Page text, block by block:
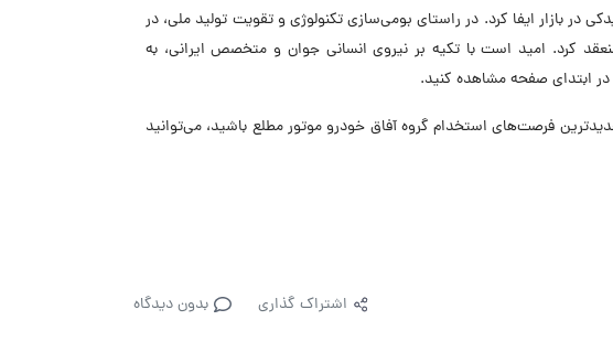
بازار ایفا کرد. در راستای بومی‌سازی تکنولوژی و تقویت تولید ملی، در
منعقد کرد. امید است با تکیه بر نیروی انسانی جوان و متخصص ایرانی، به
ابتدای صفحه مشاهده کنید.
اینکه همواره از جدیدترین فرصت‌های استخدام گروه آفاق خودرو موتور مطلع باشید، می‌توانید
اشتراک گذاری بدون دیدگاه